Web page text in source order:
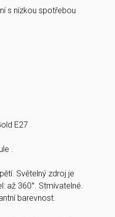
s nízkou spotřebou
E27
.
Světelný zdroj je
až 360°. Stmívatelné.
barevnost.